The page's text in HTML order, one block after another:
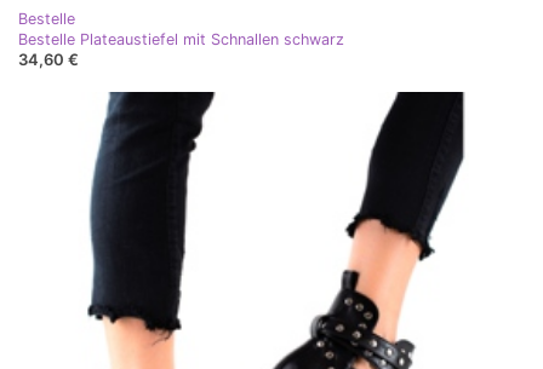
Bestelle
Bestelle Plateaustiefel mit Schnallen schwarz
34,60 €